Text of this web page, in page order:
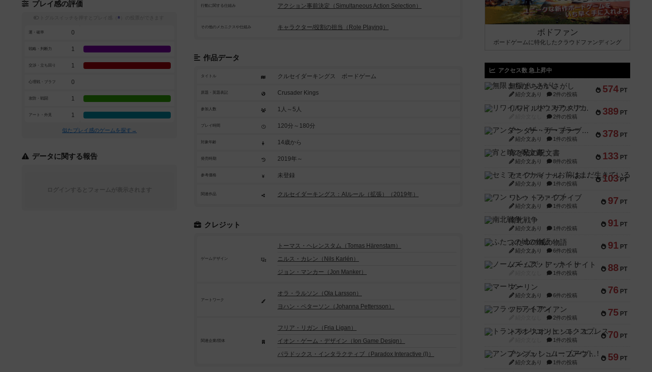
行動に関する仕組み アクション事前決定（Simultaneous Action Selection）
その他のメカニクスや仕組み キャラクター/役割の担当（Role Playing）
作品データ
タイトル クルセイダーキングス ボードゲーム
原題・英題表記 Crusader Kings
参加人数 1人～5人
プレイ時間 120分～180分
対象年齢 14歳から
発売時期 2019年～
参考価格 未登録
関連作品 クルセイダーキングス：AIルール（拡張）（2019年）
クレジット
ゲームデザイン
トーマス・ヘレンスタム（Tomas Härenstam）
ニルス・カレン（Nils Karlén）
ジョン・マンカー（Jon Manker）
アートワーク
オラ・ラルソン（Ola Larsson）
ヨハン・ペターソン（Johanna Pettersson）
関連企業/団体
フリア・リガン（Fria Ligan）
イオン・ゲーム・デザイン（Ion Game Design）
パラドックス・インタラクティブ（Paradox Interactive (I)）
プレイ感の評価
※
運・確率 0
戦略・判断力 1
交渉・立ち回り 1
心理戦・ブラフ 0
攻防・戦闘 1
アート・外見 1
似たプレイ感のゲームを探す→
データに関する報告
ボドファン
ボードゲームに特化したクラウドファンディング
アクセス数 急上昇中
574 PT
無限まちがいさがし
紹介文あり 2件の投稿
389 PT
リワイルド：サウスアメリカ
2件の投稿
378 PT
アンダー・ザ・テーブラー
紹介文あり 1件の投稿
133 PT
宵と暁の呪文書
紹介文あり 8件の投稿
103 PT
セミファイナル ～お前はまだ生きている～
紹介文あり 1件の投稿
97 PT
ワン・トゥ・ファイブ
紹介文あり 1件の投稿
91 PT
南北戦争
紹介文あり 1件の投稿
91 PT
ふたつの城の物語
紹介文あり 6件の投稿
88 PT
ノームズ・アット・ナイト
1件の投稿
76 PT
マーリン
紹介文あり 6件の投稿
75 PT
フラットアイアン
2件の投稿
70 PT
トランスオリエント・エクスプレス
1件の投稿
59 PT
アンブッシュ！：ムーブアウト！
紹介文あり 1件の投稿